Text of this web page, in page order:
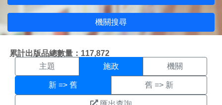
機關搜尋
累計出版品總數量：117,872
施政搜尋結果頁面
主題 施政 機關
新 => 舊 舊 => 新